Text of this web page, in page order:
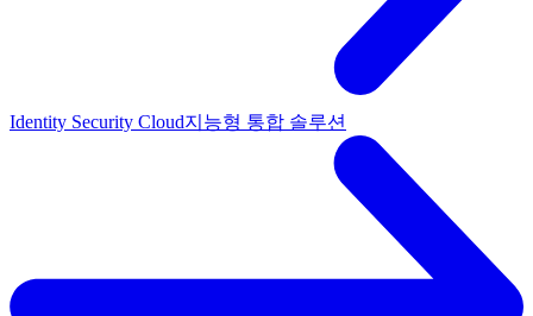
Identity Security Cloud지능형 통합 솔루션